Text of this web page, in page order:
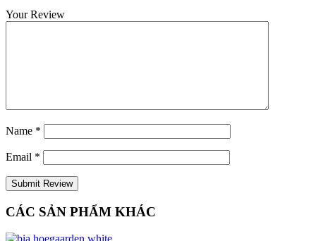
Your Review
Name *
Email *
CÁC SẢN PHẨM KHÁC